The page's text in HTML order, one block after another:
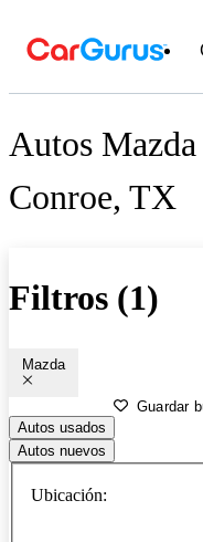
Autos Mazda
Conroe, TX
Filtros (1)
Mazda
Guardar
Autos usados
Autos nuevos
Ubicación: